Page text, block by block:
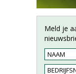
Meld je